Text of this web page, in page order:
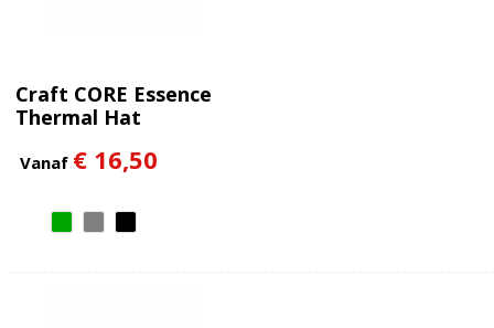
Craft CORE Essence
Thermal Hat
Vanaf € 16,50